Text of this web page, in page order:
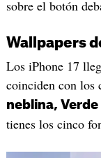
sobre el botón
Wallpapers
Los iPhone 17
coinciden con los
neblina,
tienes los cinco